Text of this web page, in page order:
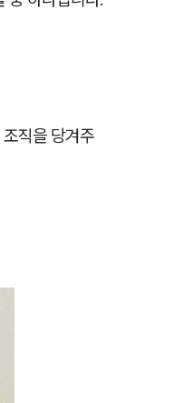
직을 당겨주